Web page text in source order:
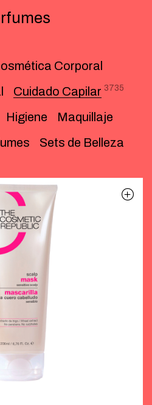
Corporal
Cuidado Capilar 3735
Higiene
Maquillaje
Sets de Belleza